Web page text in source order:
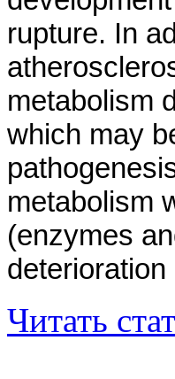
rupture. In
metabolism
which may
metabolism
(enzymes
Читать